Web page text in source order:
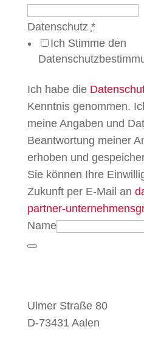
Datenschutz *
Ich Stimme den
Ich habe die
Kenntnis genommen.
meine Angaben und
Beantwortung meiner
erhoben und
Sie können Ihre
Zukunft per E-Mail an
partner-
Name
Ulmer Straße 80
D-73431 Aalen